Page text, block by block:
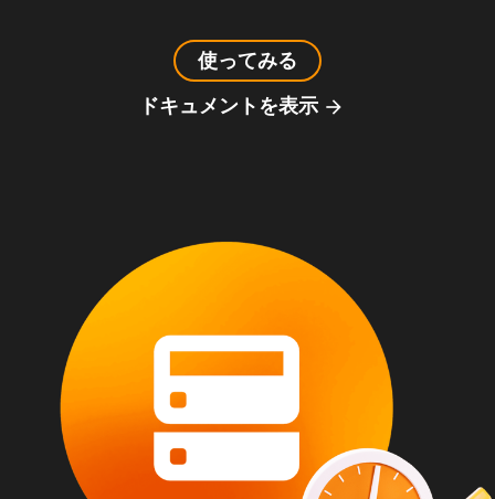
使ってみる
ドキュメントを表示 arrow_forward